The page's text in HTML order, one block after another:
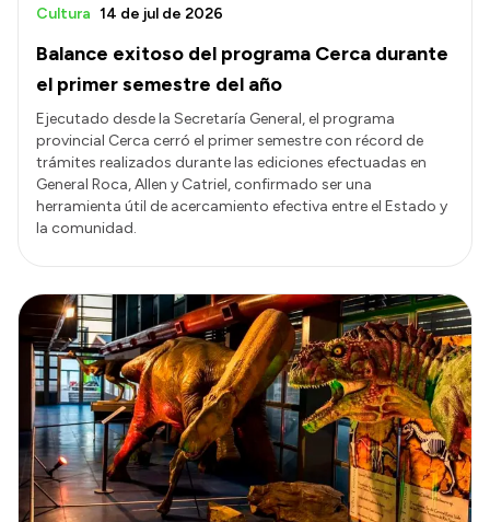
Balance exitoso del programa Cerca durante
el primer semestre del año
Cultura 14 de jul de 2026
Ejecutado desde la Secretaría General, el programa
provincial Cerca cerró el primer semestre con récord de
trámites realizados durante las ediciones efectuadas en
General Roca, Allen y Catriel, confirmado ser una
herramienta útil de acercamiento efectiva entre el Estado y
la comunidad.